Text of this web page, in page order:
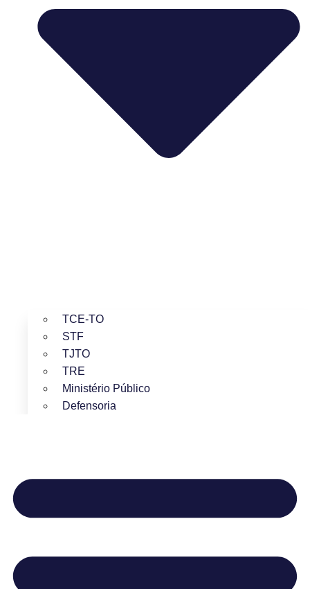
TCE-TO
STF
TJTO
TRE
Ministério Público
Defensoria